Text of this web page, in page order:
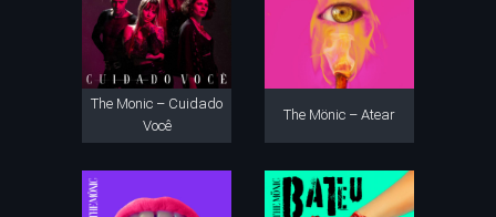
The Monic – Cuidado
Você
The Mönic – Atear